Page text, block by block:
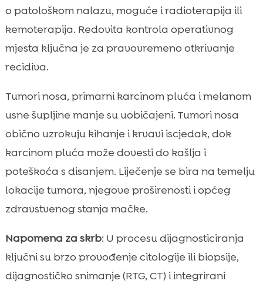
o patološkom nalazu, moguće i radioterapija ili
kemoterapija. Redovita kontrola operativnog
mjesta ključna je za pravovremeno otkrivanje
recidiva.
Tumori nosa, primarni karcinom pluća i melanom
usne šupljine manje su uobičajeni. Tumori nosa
obično uzrokuju kihanje i krvavi iscjedak, dok
karcinom pluća može dovesti do kašlja i
poteškoća s disanjem. Liječenje se bira na temelju
lokacije tumora, njegove proširenosti i općeg
zdravstvenog stanja mačke.
Napomena za skrb: U procesu dijagnosticiranja
ključni su brzo provođenje citologije ili biopsije,
dijagnostičko snimanje (RTG, CT) i integrirani